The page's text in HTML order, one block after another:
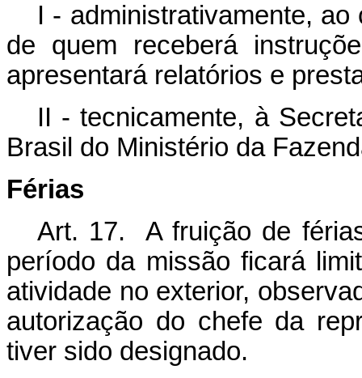
I - administrativamente,
de quem receberá
apresentará relatórios e
II - tecnicamente, à
Brasil do Ministério da
Férias
Art. 17. A fruição de
período da missão ficará
atividade no exterior,
autorização do chefe da
tiver sido designado.